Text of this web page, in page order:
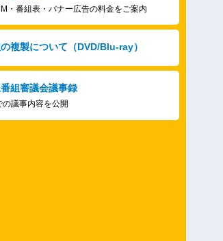
・番組表・バナー広告の料金をご案内
複製について（DVD/Blu-ray）
組審議会議事録
の議事内容を公開